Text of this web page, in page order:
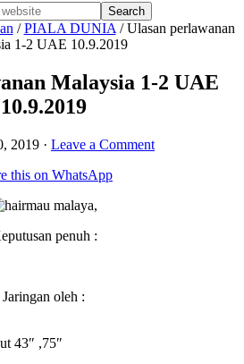
Hide
Search
/ PIALA DUNIA /Ulasan perlawanan
1-2 UAE 10.9.2019
Malaysia 1-2 UAE
10.9.2019
2019 · Leave a Comment
this on WhatsApp
penuh :
Jaringan oleh :
43″ ,75″